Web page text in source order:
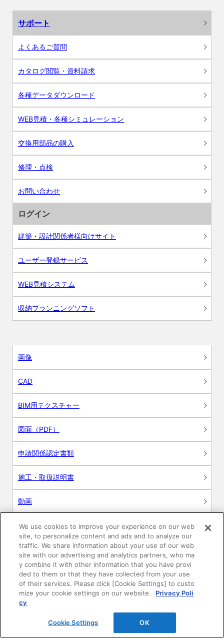
サポート
よくあるご質問
カタログ閲覧・資料請求
各種データダウンロード
WEB見積・各種シミュレーション
交換用部品の購入
修理・点検
お問い合わせ
ログイン
建築・設計関係者様向けサイト
ユーザー登録サービス
WEB見積システム
収納プランニングソフト
画像
CAD
BIM用テクスチャー
図面（PDF）
申請関係認定書類
施工・取扱説明書
動画
シミュレーションツール
24時間換気システム〈エアスマート〉
簡易設計見積ソフト
R&Dセンター環境測定・分析サービス
商品マスター申し込み
We use cookies to improve your experience on our web
site, to personalize content and ads and to analyze our
traffic. We share information about your use of our web
site with our advertising and analytics partners, who ma
y combine it with other information that you have provi
ded to them or that they have collected from your use
of their services. Please click [Cookie Settings] to custo
mize your cookie settings on our website.
Privacy Poli
cy
Cookie Settings OK